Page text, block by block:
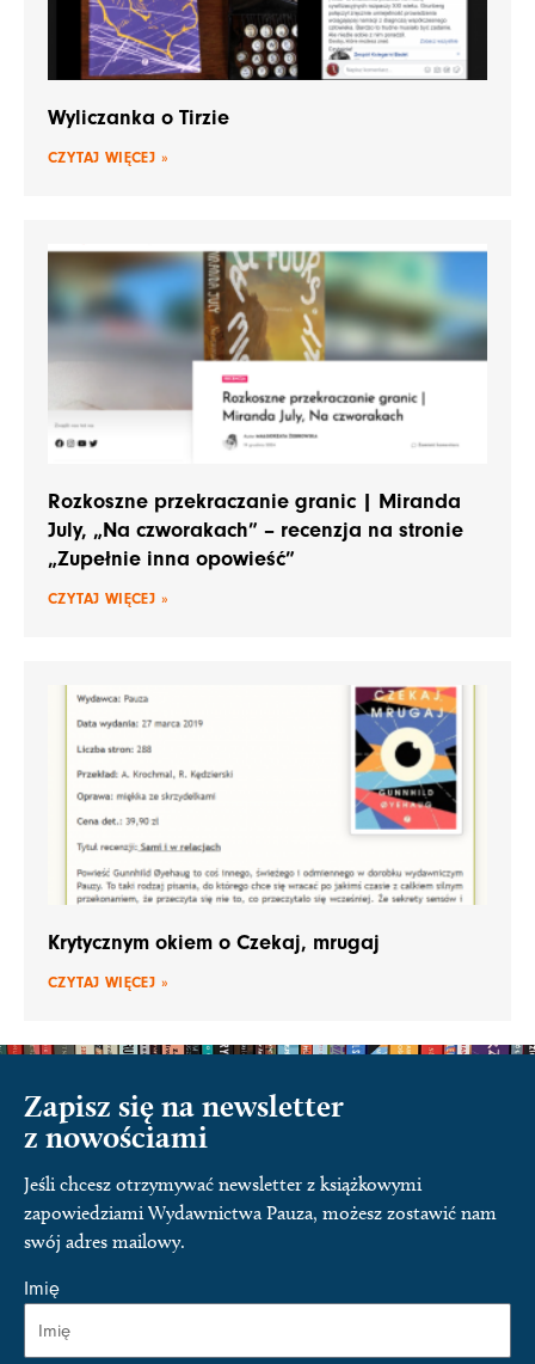
Wyliczanka o Tirzie
CZYTAJ WIĘCEJ »
Rozkoszne przekraczanie granic | Miranda
July, „Na czworakach” – recenzja na stronie
„Zupełnie inna opowieść”
CZYTAJ WIĘCEJ »
Krytycznym okiem o Czekaj, mrugaj
CZYTAJ WIĘCEJ »
Zapisz się na newsletter
z nowościami
Jeśli chcesz otrzymywać newsletter z książkowymi
zapowiedziami Wydawnictwa Pauza, możesz zostawić nam
swój adres mailowy.
Imię